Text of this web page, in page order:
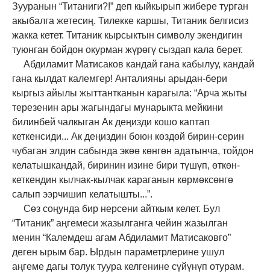
Зууранын “Титаниги?!” деп кыйкырып жибере турган
акыбалга жетесиң. Тилекке каршы, Титаник белгисиз
жакка кетет. Титаник кырсыктын символу экендигин
туюнган бойдон окурман жүрөгү сыздап кала берет.
Абдиламит Матисаков кандай гана кабылуу, кандай
гана кылдат калемгер! Анталияны арыдан-бери
кыргыз айылы жыттантканын карагыла: “Арча жыты
терезенин ары жагындагы мунарыкта мейкини
билинбей чалкыган Ак деңизди кошо каптап
кеткенсиди... Ак деңиздин боюн көздөй бирин-серин
чубаган элдин сабында экөө көнгөн адатынча, тойдон
келатышкандай, биринин изине бири түшүп, өткөн-
кеткендин кылчак-кылчак караганын көрмөксөнгө
салып ээрчишип келатышты...”.
Сөз соңунда бир нерсени айткым келет. Бул
“Титаник” аңгемеси жазылганга чейин жазылган
менин “Калемдеш агам Абдиламит Матисаковго”
деген ырым бар. Ырдын параметрлерине ушул
аңгеме дагы толук туура келгенине сүйүнүп отурам.